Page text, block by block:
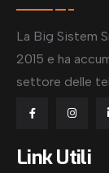
La Big Sistem
2015 e ha
settore delle
Link Utili